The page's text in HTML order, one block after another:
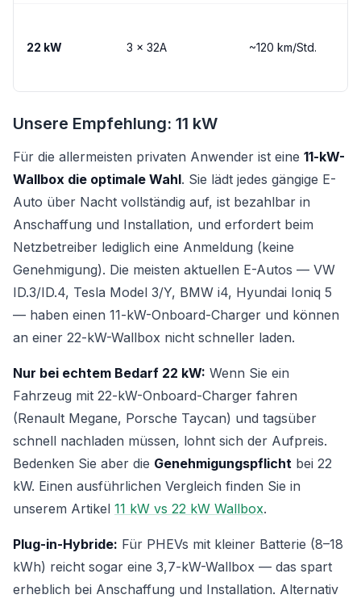
22 kW 3 × 32A ~120 km/Std.
Unsere Empfehlung: 11 kW
Für die allermeisten privaten Anwender ist eine 11-kW-
Wallbox die optimale Wahl. Sie lädt jedes gängige E-
Auto über Nacht vollständig auf, ist bezahlbar in
Anschaffung und Installation, und erfordert beim
Netzbetreiber lediglich eine Anmeldung (keine
Genehmigung). Die meisten aktuellen E-Autos — VW
ID.3/ID.4, Tesla Model 3/Y, BMW i4, Hyundai Ioniq 5
— haben einen 11-kW-Onboard-Charger und können
an einer 22-kW-Wallbox nicht schneller laden.
Nur bei echtem Bedarf 22 kW: Wenn Sie ein
Fahrzeug mit 22-kW-Onboard-Charger fahren
(Renault Megane, Porsche Taycan) und tagsüber
schnell nachladen müssen, lohnt sich der Aufpreis.
Bedenken Sie aber die Genehmigungspflicht bei 22
kW. Einen ausführlichen Vergleich finden Sie in
unserem Artikel 11 kW vs 22 kW Wallbox.
Plug-in-Hybride: Für PHEVs mit kleiner Batterie (8–18
kWh) reicht sogar eine 3,7-kW-Wallbox — das spart
erheblich bei Anschaffung und Installation. Alternativ